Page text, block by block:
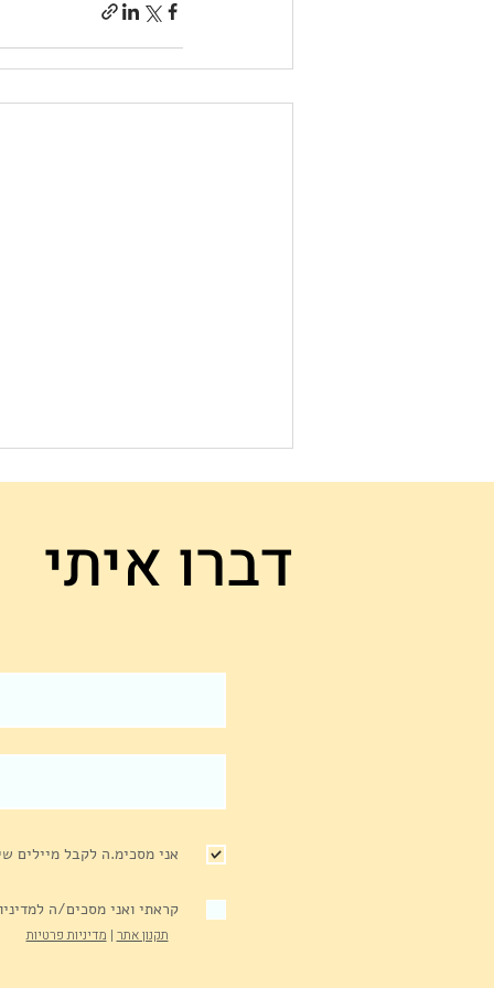
דברו איתי
אני מסכימ.ה לקבל מיילים
קראתי ואני מסכים/ה
תקנון אתר | מדיניות פרטיות